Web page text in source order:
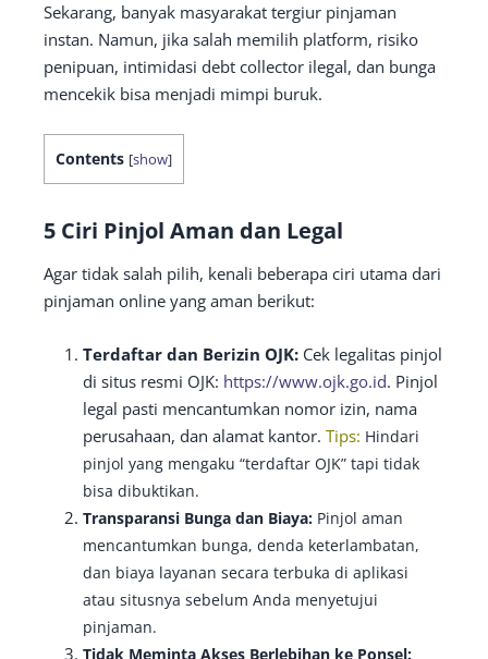
Sekarang, banyak masyarakat tergiur pinjaman
instan. Namun, jika salah memilih platform, risiko
penipuan, intimidasi debt collector ilegal, dan bunga
mencekik bisa menjadi mimpi buruk.
Contents [show]
5 Ciri Pinjol Aman dan Legal
Agar tidak salah pilih, kenali beberapa ciri utama dari
pinjaman online yang aman berikut:
Terdaftar dan Berizin OJK: Cek legalitas pinjol
di situs resmi OJK: https://www.ojk.go.id. Pinjol
legal pasti mencantumkan nomor izin, nama
perusahaan, dan alamat kantor. Tips: Hindari
pinjol yang mengaku “terdaftar OJK” tapi tidak
bisa dibuktikan.
Transparansi Bunga dan Biaya: Pinjol aman
mencantumkan bunga, denda keterlambatan,
dan biaya layanan secara terbuka di aplikasi
atau situsnya sebelum Anda menyetujui
pinjaman.
Tidak Meminta Akses Berlebihan ke Ponsel: